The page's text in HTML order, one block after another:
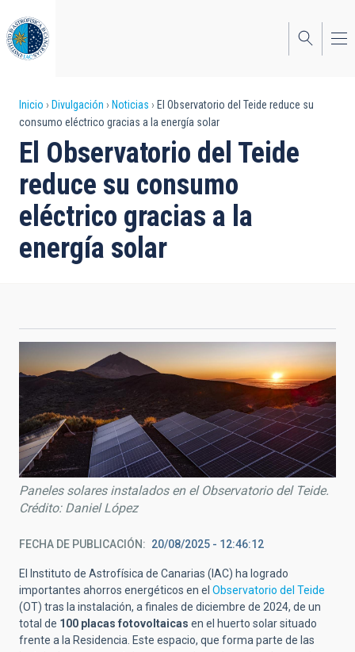
al
contenido
principal
Sobrescribir
enlaces
de
ayuda
a
la
Inicio Divulgación Noticias
El Observatorio del Teide reduce su
consumo eléctrico gracias a la energía solar
El Observatorio del Teide
reduce su consumo
eléctrico gracias a la
energía solar
Paneles solares instalados en el Observatorio del Teide.
Crédito: Daniel López
FECHA DE PUBLICACIÓN 20/08/2025 - 12:46:12
El Instituto de Astrofísica de Canarias (IAC) ha logrado
importantes ahorros energéticos en el Observatorio del Teide
(OT) tras la instalación, a finales de diciembre de 2024, de un
total de 100 placas fotovoltaicas en el huerto solar situado
frente a la Residencia. Este espacio, que forma parte de las